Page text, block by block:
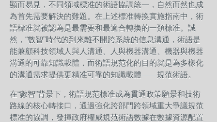
顯而易見，不同領域標准的術語協調統一，自然而然也成
為首先需要解決的難題。在上述標准轉換實施指南中，術
語標准就被認為是最需要和最適合轉換的一類標准。誠
然，“數智”時代的到來離不開跨系統的信息溝通，術語是
能兼顧科技領域人與人溝通、人與機器溝通、機器與機器
溝通的可靠知識載體，而術語規范化的目的就是為多樣化
的溝通需求提供更精准可靠的知識載體——規范術語。
在“數智”背景下，術語規范標准成為貫通政策願景和技術
路線的核心轉接口，通過強化跨部門跨領域重大爭議規范
標准的協調，發揮政府權威規范術語數據在數據資源配置